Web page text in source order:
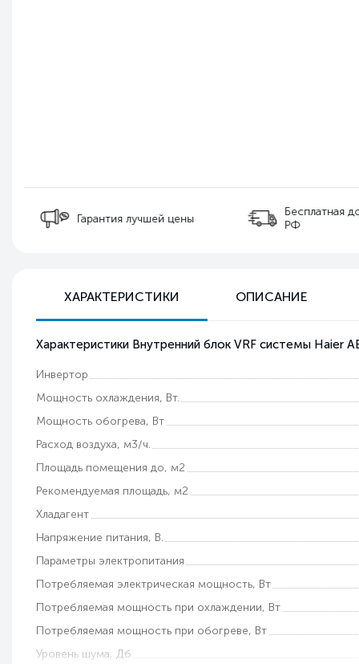
Гарантия лучшей цены
Бесплатная
РФ
ХАРАКТЕРИСТИКИ ОПИСАНИЕ
Характеристики Внутренний блок VRF системы Haier
Инвертор
Мощность охлаждения, Вт.
Мощность обогрева, Вт
Расход воздуха, м3/ч.
Площадь помещения до, м2
Рекомендуемая площадь, м2
Хладагент
Напряжение питания, В.
Параметры электропитания
Потребляемая электрическая мощность, Вт
Потребляемая мощность при охлаждении, Вт
Потребляемая мощность при обогреве, Вт
Уровень шума, Дб